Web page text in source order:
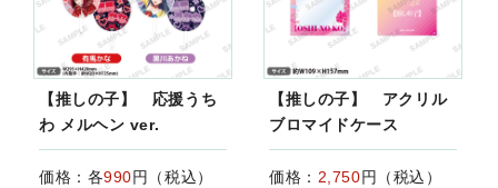
【推しの子】 応援うち
わ メルヘン ver.
価格：各990円（税込）
【推しの子】 アクリル
ブロマイドケース
価格： 2,750円（税込）